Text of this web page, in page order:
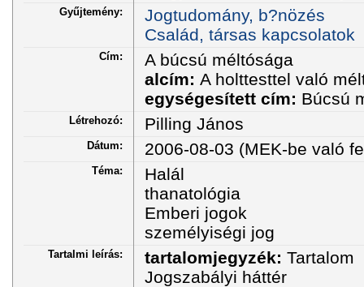
Gyűjtemény:
Jogtudomány, b?nözés
Család, társas kapcsolatok
Cím:
A búcsú méltósága
alcím: A holttesttel való
egységesített cím: Búcsú
Létrehozó: Pilling János
Dátum: 2006-08-03 (MEK-be való
Téma:
Halál
thanatológia
Emberi jogok
személyiségi jog
Tartalmi leírás: tartalomjegyzék: Tartalom
Jogszabályi háttér